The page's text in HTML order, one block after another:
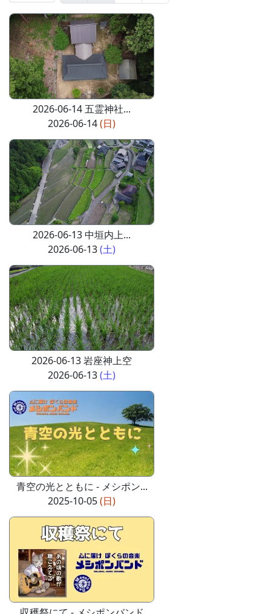
2026-06-14 五霊神社...
2026-06-14(日)
2026-06-13 中垣内上...
2026-06-13(土)
2026-06-13 岩座神上空
2026-06-13(土)
青空の光とともに - メシポン...
2025-10-05(日)